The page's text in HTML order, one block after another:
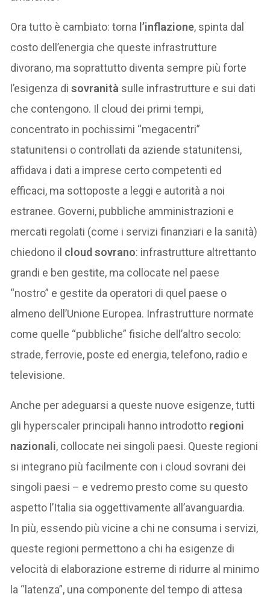
Ora tutto è cambiato: torna l’inflazione, spinta dal
costo dell’energia che queste infrastrutture
divorano, ma soprattutto diventa sempre più forte
l’esigenza disovranità sulle infrastrutture e sui dati
che contengono. Il cloud dei primi tempi,
concentrato in pochissimi “megacentri”
statunitensi o controllati da aziende statunitensi,
affidava i dati a imprese certo competenti ed
efficaci, ma sottoposte a leggi e autorità a noi
estranee. Governi, pubbliche amministrazioni e
mercati regolati (come i servizi finanziari e la sanità)
chiedono il cloud sovrano: infrastrutture altrettanto
grandi e ben gestite, ma collocate nel paese
“nostro” e gestite da operatori di quel paese o
almeno dell’Unione Europea. Infrastrutture normate
come quelle “pubbliche” fisiche dell’altro secolo:
strade, ferrovie, poste ed energia, telefono, radio e
televisione.
Anche per adeguarsi a queste nuove esigenze, tutti
gli hyperscaler principali hanno introdotto regioni
nazionali, collocate nei singoli paesi. Queste regioni
si integrano più facilmente con i cloud sovrani dei
singoli paesi – e vedremo presto come su questo
aspetto l’Italia sia oggettivamente all’avanguardia.
In più, essendo più vicine a chi ne consuma i servizi,
queste regioni permettono a chi ha esigenze di
velocità di elaborazione estreme di ridurre al minimo
la “latenza”, una componente del tempo di attesa